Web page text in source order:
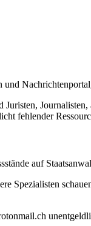
Juristen,
fehlender
auf
Spezialisten